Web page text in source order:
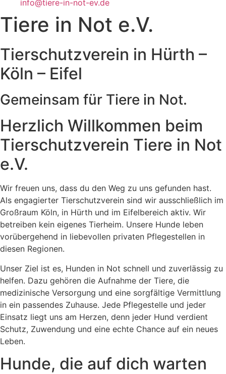
info@tiere-in-not-ev.de
Tiere in Not e.V.
Tierschutzverein in Hürth –
Köln – Eifel
Gemeinsam für Tiere in Not.
Herzlich Willkommen beim
Tierschutzverein Tiere in Not
e.V.
Wir freuen uns, dass du den Weg zu uns gefunden hast.
Als engagierter Tierschutzverein sind wir ausschließlich im
Großraum Köln, in Hürth und im Eifelbereich aktiv. Wir
betreiben kein eigenes Tierheim. Unsere Hunde leben
vorübergehend in liebevollen privaten Pflegestellen in
diesen Regionen.
Unser Ziel ist es, Hunden in Not schnell und zuverlässig zu
helfen. Dazu gehören die Aufnahme der Tiere, die
medizinische Versorgung und eine sorgfältige Vermittlung
in ein passendes Zuhause. Jede Pflegestelle und jeder
Einsatz liegt uns am Herzen, denn jeder Hund verdient
Schutz, Zuwendung und eine echte Chance auf ein neues
Leben.
Hunde, die auf dich warten